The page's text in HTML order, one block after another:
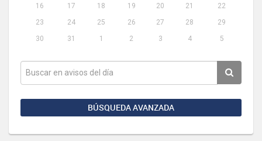
16
17 18 19 20 21
22
23
24 25 26 27 28
29
30
31 1 2 3 4 5
BÚSQUEDA AVANZADA